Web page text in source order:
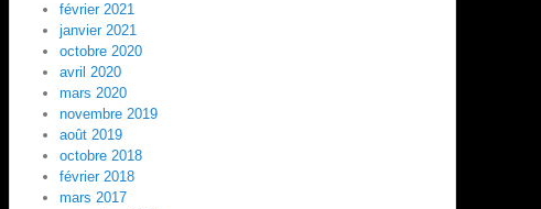
février 2021
janvier 2021
octobre 2020
avril 2020
mars 2020
novembre 2019
août 2019
octobre 2018
février 2018
mars 2017